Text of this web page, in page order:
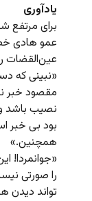
یادآوری
برای مرتفع
عمو هادی
عین‌القضات
«نبینی که
مقصود خبر
نصیب باشد
بود بی خبر
همچنین.»
«جوانمردا!
را صورتی
تواند دیدن